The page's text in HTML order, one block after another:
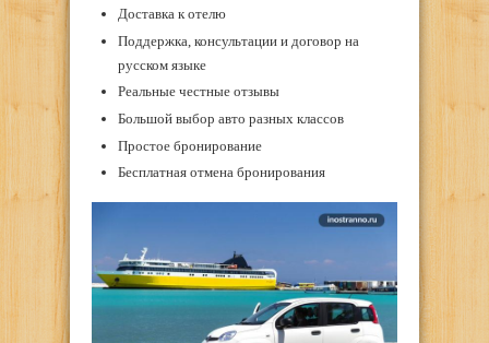
Доставка к отелю
Поддержка, консультации и договор на
русском языке
Реальные честные отзывы
Большой выбор авто разных классов
Простое бронирование
Бесплатная отмена бронирования